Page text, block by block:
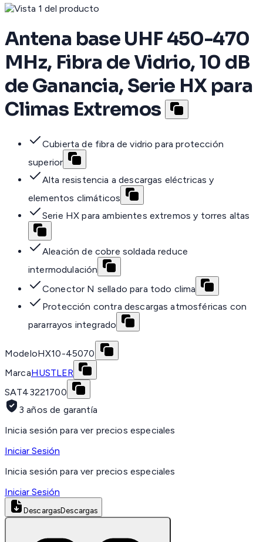
Antena base UHF 450-470
MHz, Fibra de Vidrio, 10 dB
de Ganancia, Serie HX para
Climas Extremos
Cubierta de fibra de vidrio para protección
superior
Alta resistencia a descargas eléctricas y
elementos climáticos
Serie HX para ambientes extremos y torres altas
Aleación de cobre soldada reduce
intermodulación
Conector N sellado para todo clima
Protección contra descargas atmosféricas con
pararrayos integrado
ModeloHX10-45070
MarcaHUSTLER
SAT43221700
3 años de garantía
Inicia sesión para ver precios especiales
Iniciar Sesión
Inicia sesión para ver precios especiales
Iniciar Sesión
DescargasDescargas